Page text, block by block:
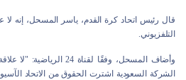
قال رئيس اتحاد كرة القدم، ياسر المسحل، إنه لا
التلفزيوني.
وأضاف المسحل، وفقًا لقناة
الشركة السعودية اشترت الحقوق من الاتحاد